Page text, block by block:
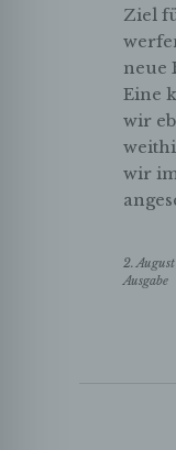
Ziel
neue
Eine
wir
wir
2.
Ausgabe